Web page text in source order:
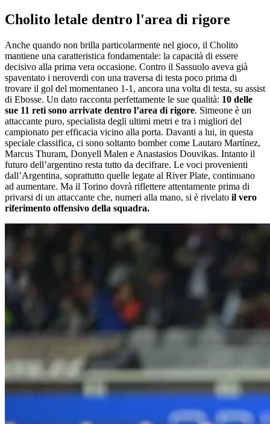
Cholito letale dentro l'area di rigore
Anche quando non brilla particolarmente nel gioco, il Cholito
mantiene una caratteristica fondamentale: la capacità di essere
decisivo alla prima vera occasione. Contro il Sassuolo aveva già
spaventato i neroverdi con una traversa di testa poco prima di
trovare il gol del momentaneo 1-1, ancora una volta di testa, su assist
di Ebosse. Un dato racconta perfettamente le sue qualità: 10 delle
sue 11 reti sono arrivate dentro l’area di rigore. Simeone è un
attaccante puro, specialista degli ultimi metri e tra i migliori del
campionato per efficacia vicino alla porta. Davanti a lui, in questa
speciale classifica, ci sono soltanto bomber come Lautaro Martínez,
Marcus Thuram, Donyell Malen e Anastasios Douvikas. Intanto il
futuro dell’argentino resta tutto da decifrare. Le voci provenienti
dall’Argentina, soprattutto quelle legate al River Plate, continuano
ad aumentare. Ma il Torino dovrà riflettere attentamente prima di
privarsi di un attaccante che, numeri alla mano, si è rivelato il vero
riferimento offensivo della squadra.